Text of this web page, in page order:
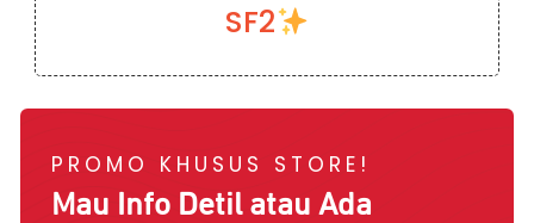
SF2
PROMO KHUSUS STORE!
Mau Info Detil atau Ada